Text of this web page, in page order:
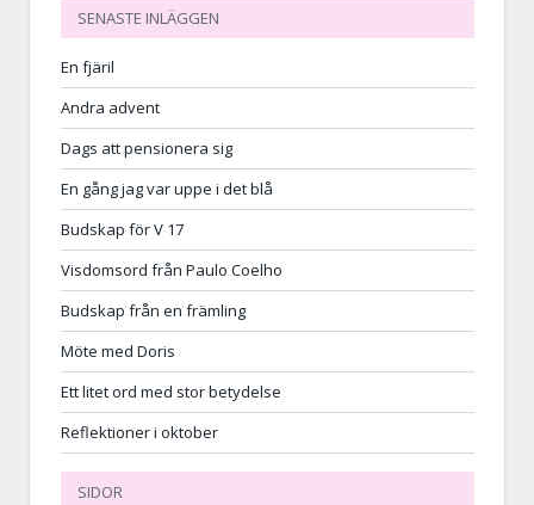
SENASTE INLÄGGEN
En fjäril
Andra advent
Dags att pensionera sig
En gång jag var uppe i det blå
Budskap för V 17
Visdomsord från Paulo Coelho
Budskap från en främling
Möte med Doris
Ett litet ord med stor betydelse
Reflektioner i oktober
SIDOR